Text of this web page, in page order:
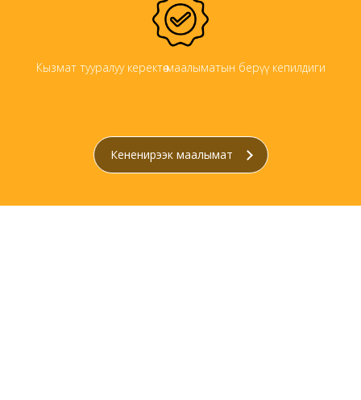
Кызмат тууралуу керектөө маалыматын берүү кепилдиги
Кененирээк маалымат